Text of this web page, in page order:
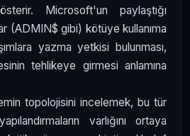
Microsoft'un paylaştığı
(ADMIN$ gibi) kötüye kullanıma
yazma yetkisi bulunması,
tehlikeye girmesi anlamına
topolojisini incelemek, bu tür
varlığını ortaya